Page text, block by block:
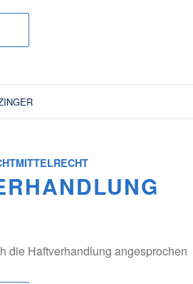
die Haftverhandlung angesprochen